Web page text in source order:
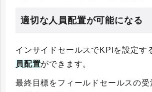
適切な人員配置が可能になる
インサイドセールスでKPIを設定す
員配置ができます。
最終目標をフィールドセールスの受